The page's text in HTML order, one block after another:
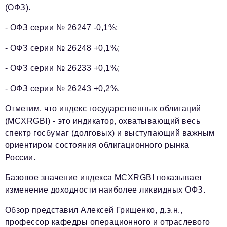
(ОФЗ).
- ОФЗ серии № 26247 -0,1%;
- ОФЗ серии № 26248 +0,1%;
- ОФЗ серии № 26233 +0,1%;
- ОФЗ серии № 26243 +0,2%.
Отметим, что индекс государственных облигаций
(MCXRGBI) - это индикатор, охватывающий весь
спектр госбумаг (долговых) и выступающий важным
ориентиром состояния облигационного рынка
России.
Базовое значение индекса MCXRGBI показывает
изменение доходности наиболее ликвидных ОФЗ.
Обзор представил Алексей Грищенко, д.э.н.,
профессор кафедры операционного и отраслевого